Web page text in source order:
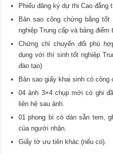
Phiếu đăng ký dự thi Cao đẳng
Bản sao công chứng bằng
nghiệp Trung cấp và bảng
Chứng chỉ chuyển đổi phù
dụng với thí sinh tốt nghiệp
đào tạo)
Bản sao giấy khai sinh có công
04 ảnh 3×4 chụp mới có ghi
liên hệ sau ảnh.
01 phong bì có dán sẵn tem,
của người nhận.
Giấy tờ ưu tiên khác (nếu có).